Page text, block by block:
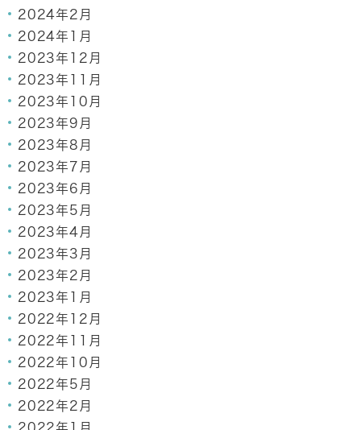
2024年2月
2024年1月
2023年12月
2023年11月
2023年10月
2023年9月
2023年8月
2023年7月
2023年6月
2023年5月
2023年4月
2023年3月
2023年2月
2023年1月
2022年12月
2022年11月
2022年10月
2022年5月
2022年2月